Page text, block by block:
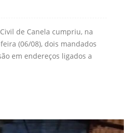
de Canela cumpriu, na
(06/08), dois mandados
em endereços ligados a